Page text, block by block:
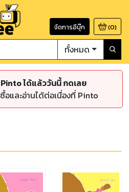
จัดการอีบุ๊ก (0)
ทั้งหมด
ได้แล้ววันนี้ กดเลย
และอ่านได้ต่อเนื่องที่ Pinto